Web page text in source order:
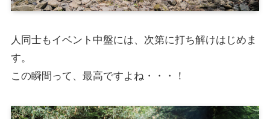
人同士もイベント中盤には、次第に打ち解けはじめま
す。
この瞬間って、最高ですよね・・・！